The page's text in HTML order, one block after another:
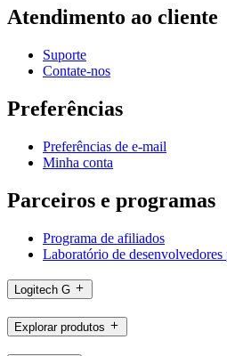
Atendimento ao cliente
Suporte
Contate-nos
Preferências
Preferências de e-mail
Minha conta
Parceiros e programas
Programa de afiliados
Laboratório de desenvolvedores
Logitech G
Explorar produtos